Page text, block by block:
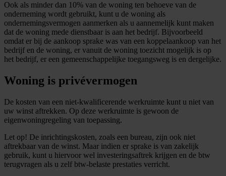
Ook als minder dan 10% van de woning ten behoeve van de
onderneming wordt gebruikt, kunt u de woning als
ondernemingsvermogen aanmerken als u aannemelijk kunt maken
dat de woning mede dienstbaar is aan het bedrijf. Bijvoorbeeld
omdat er bij de aankoop sprake was van een koppelaankoop van het
bedrijf en de woning, er vanuit de woning toezicht mogelijk is op
het bedrijf, er een gemeenschappelijke toegangsweg is en dergelijke.
Woning is privévermogen
De kosten van een niet-kwalificerende werkruimte kunt u niet van
uw winst aftrekken. Op deze werkruimte is gewoon de
eigenwoningregeling van toepassing.
Let op! De inrichtingskosten, zoals een bureau, zijn ook niet
aftrekbaar van de winst. Maar indien er sprake is van zakelijk
gebruik, kunt u hiervoor wel investeringsaftrek krijgen en de btw
terugvragen als u zelf btw-belaste prestaties verricht.